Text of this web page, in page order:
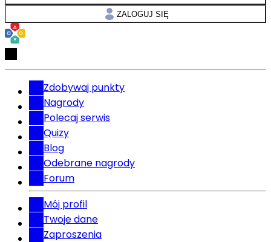
ZALOGUJ SIĘ
Zdobywaj punkty
Nagrody
Polecaj serwis
Quizy
Blog
Odebrane nagrody
Forum
Mój profil
Twoje dane
Zaproszenia